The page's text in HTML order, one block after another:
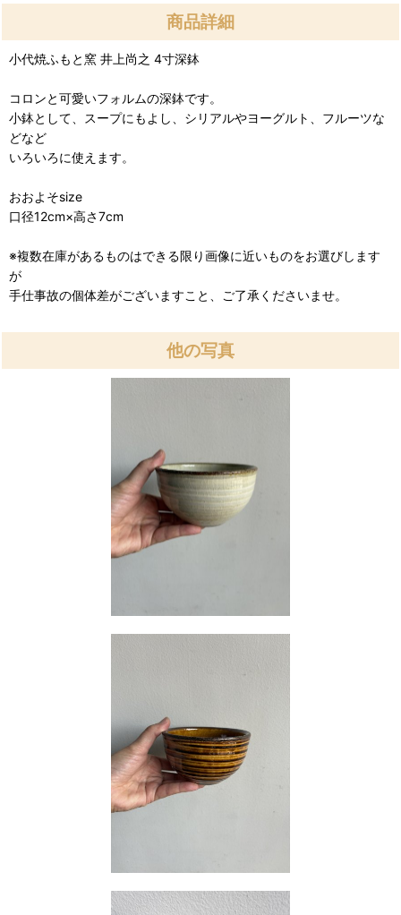
商品詳細
小代焼ふもと窯 井上尚之 4寸深鉢
コロンと可愛いフォルムの深鉢です。
小鉢として、スープにもよし、シリアルやヨーグルト、フルーツな
どなど
いろいろに使えます。
おおよそsize
口径12cm×高さ7cm
※複数在庫があるものはできる限り画像に近いものをお選びします
が
手仕事故の個体差がございますこと、ご了承くださいませ。
他の写真